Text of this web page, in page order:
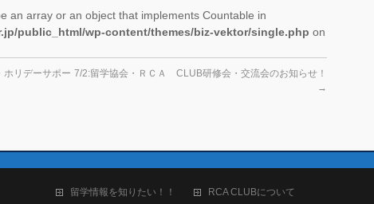
an array or an object that implements Countable in
public_html/wp-content/themes/biz-vektor/single.php on
ホリデーサポー 7/2:留学協会・ＲＣＡ CLUB研修会・交流会のお知らせ！
→
留学情報を知りたい！！ RCA CLUBについて